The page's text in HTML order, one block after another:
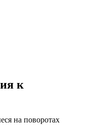
к
на поворотах